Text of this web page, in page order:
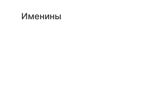
Именины